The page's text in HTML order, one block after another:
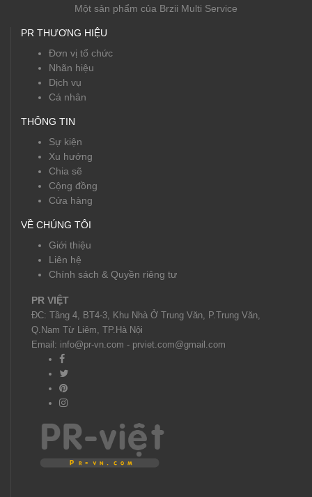
Một sản phẩm của Brzii Multi Service
PR THƯƠNG HIỆU
Đơn vị tổ chức
Nhãn hiệu
Dịch vụ
Cá nhân
THÔNG TIN
Sự kiện
Xu hướng
Chia sẽ
Cộng đồng
Cửa hàng
VỀ CHÚNG TÔI
Giới thiệu
Liên hệ
Chính sách & Quyền riêng tư
PR VIỆT
ĐC: Tầng 4, BT4-3, Khu Nhà Ở Trung Văn, P.Trung Văn,
Q.Nam Từ Liêm, TP.Hà Nội
Email: info@pr-vn.com - prviet.com@gmail.com